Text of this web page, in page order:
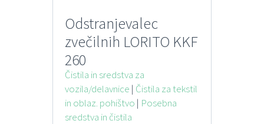
Odstranjevalec
zvečilnih LORITO KKF
260
Čistila in sredstva za
vozila/delavnice | Čistila za tekstil
in oblaz. pohištvo | Posebna
sredstva in čistila